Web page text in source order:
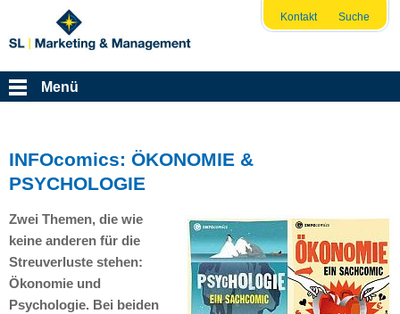
Kontakt Suche
Menü
INFOcomics: ÖKONOMIE &
PSYCHOLOGIE
Zwei Themen, die wie
keine anderen für die
Streuverluste stehen:
Ökonomie und
Psychologie. Bei beiden